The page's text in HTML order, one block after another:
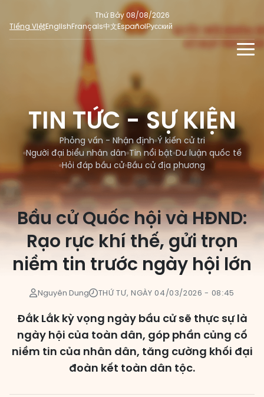
Thứ Bảy 08/08/2026
Tiếng ViệtEnglishFrançais中文EspañolРусский
TIN TỨC - SỰ KIỆN
Phỏng vấn - Nhận định
Ý kiến cử tri
Người đại biểu nhân dân
Tin nổi bật
Dư luận quốc tế
Hỏi đáp bầu cử
Bầu cử địa phương
ĐA PHƯƠNG TIỆN
Ảnh
E-magazine
Infographic
DÀNH CHO BÁO CHÍ
MẠNG XÃ HỘI
SỐ LIỆU BẦU CỬ
Cử tri tham gia bầu cử
Tổng số đại biểu quốc hội
Nữ đại biểu Quốc hội
HĐND cấp tỉnh, thành phố
TIN TỨC - SỰ KIỆN
Phỏng vấn - Nhận định Ý kiến cử tri
Người đại biểu nhân dân Tin nổi bật Dư luận quốc tế
Hỏi đáp bầu cử Bầu cử địa phương
Bầu cử Quốc hội và HĐND:
Rạo rực khí thế, gửi trọn
niềm tin trước ngày hội lớn
Nguyên Dung THỨ TƯ, NGÀY 04/03/2026 - 08:45
Đắk Lắk kỳ vọng ngày bầu cử sẽ thực sự là
ngày hội của toàn dân, góp phần củng cố
niềm tin của nhân dân, tăng cường khối đại
đoàn kết toàn dân tộc.